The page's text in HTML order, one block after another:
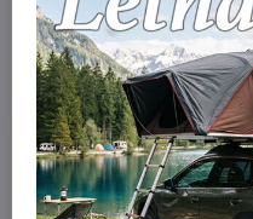
Na dotaz
3690 €
Zobraziť